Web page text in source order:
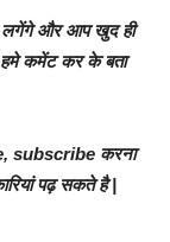
लगेंगे और आप खुद ही
हमे कमेंट कर के बता
subscribe करना
पढ़ सकते है |